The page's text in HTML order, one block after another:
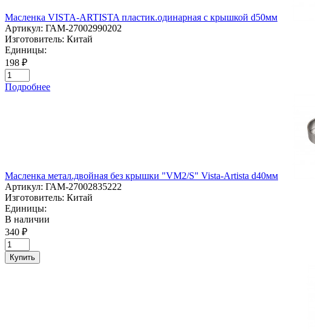
Масленка VISTA-ARTISTA пластик.одинарная с крышкой d50мм
Артикул: ГАМ-27002990202
Изготовитель: Китай
Единицы:
198 ₽
Подробнее
Масленка метал.двойная без крышки "VM2/S" Vista-Artista d40мм
Артикул: ГАМ-27002835222
Изготовитель: Китай
Единицы:
В наличии
340 ₽
Купить